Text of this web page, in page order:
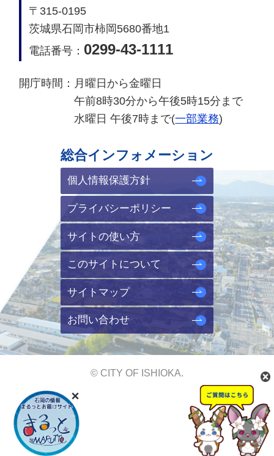
〒315-0195
茨城県石岡市柿岡5680番地1
電話番号： 0299-43-1111
開庁時間： 月曜日から金曜日
午前8時30分から午後5時15分まで
水曜日 午後7時まで(一部業務)
総合インフォメーション
個人情報保護方針
プライバシーポリシー
サイトの使い方
このサイトについて
サイトマップ
お問い合わせ
© CITY OF ISHIOKA.